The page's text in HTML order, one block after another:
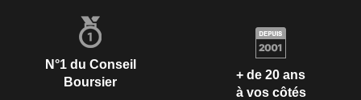
N°1 du Conseil
Boursier
+ de 20 ans
à vos côtés